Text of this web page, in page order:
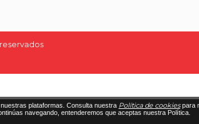
plataformas. Consulta nuestra Política de cookiespara
navegando, entenderemos que aceptas nuestra Política.